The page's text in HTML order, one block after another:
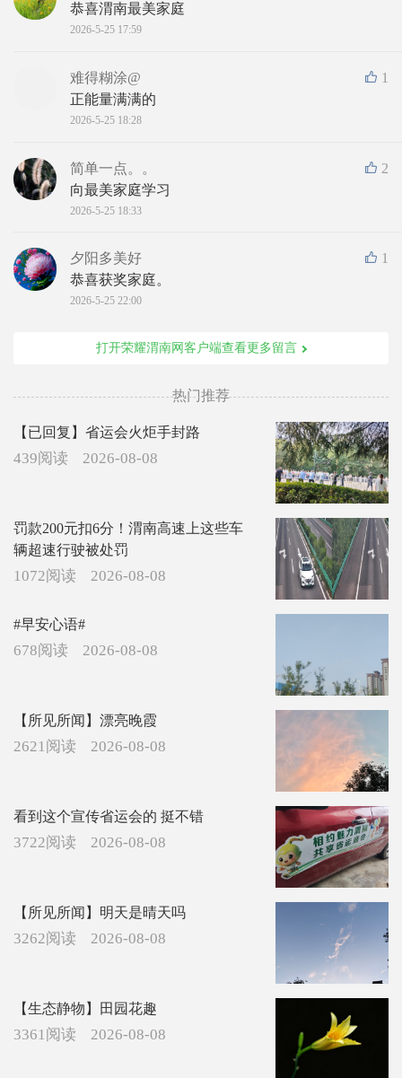
恭喜渭南最美家庭
2026-5-25 17:59
1
难得糊涂@
正能量满满的
2026-5-25 18:28
2
简单一点。。
向最美家庭学习
2026-5-25 18:33
1
夕阳多美好
恭喜获奖家庭。
2026-5-25 22:00
打开荣耀渭南网客户端查看更多留言
热门推荐
【已回复】省运会火炬手封路
439阅读 2026-08-08
罚款200元扣6分！渭南高速上这些车
辆超速行驶被处罚
1072阅读 2026-08-08
#早安心语#
678阅读 2026-08-08
【所见所闻】漂亮晚霞
2621阅读 2026-08-08
看到这个宣传省运会的 挺不错
3722阅读 2026-08-08
【所见所闻】明天是晴天吗
3262阅读 2026-08-08
【生态静物】田园花趣
3361阅读 2026-08-08